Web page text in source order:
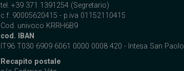
tel. +39 371 1391254 (Segretario)
c.f. 90005620415 - p.iva 01152110415
Cod. univoco KRRH6B9
cod. IBAN
IT96 T030 6909 6061 0000 0008 420 - Intesa San Paolo
Recapito postale